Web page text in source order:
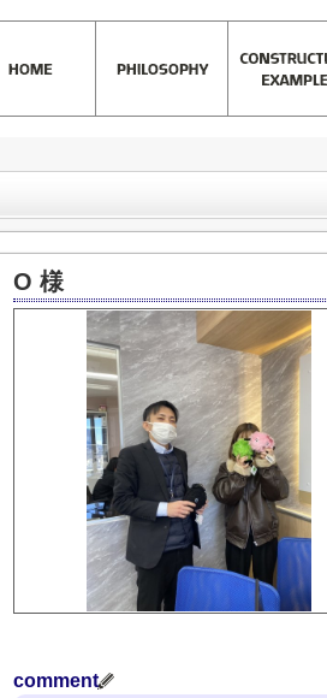
お客様の声一覧 > O 様
O 様
comment